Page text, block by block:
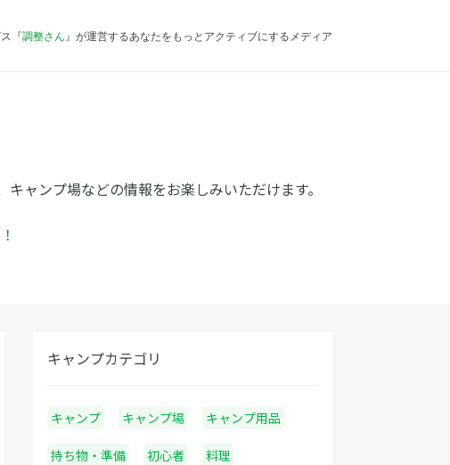
『調整さん 』が運営するあなたをもっとアクティブにするメディア
ャンプ場などの情報をお楽しみいただけます。
キャンプカテゴリ
キャンプ キャンプ場 キャンプ用品
持ち物・準備 初心者 料理